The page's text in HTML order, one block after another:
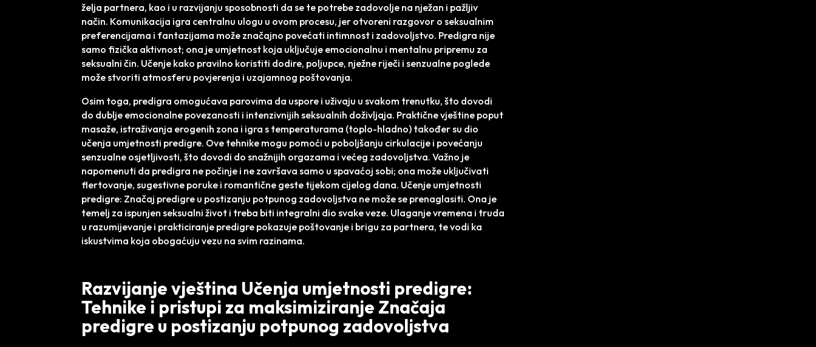
želja partnera, kao i u razvijanju sposobnosti da se te potrebe zadovolje na nježan i pažljiv
način. Komunikacija igra centralnu ulogu u ovom procesu, jer otvoreni razgovor o seksualnim
preferencijama i fantazijama može značajno povećati intimnost i zadovoljstvo. Predigra nije
samo fizička aktivnost; ona je umjetnost koja uključuje emocionalnu i mentalnu pripremu za
seksualni čin. Učenje kako pravilno koristiti dodire, poljupce, nježne riječi i senzualne poglede
može stvoriti atmosferu povjerenja i uzajamnog poštovanja.
Osim toga, predigra omogućava parovima da uspore i uživaju u svakom trenutku, što dovodi
do dublje emocionalne povezanosti i intenzivnijih seksualnih doživljaja. Praktične vještine poput
masaže, istraživanja erogenih zona i igra s temperaturama (toplo-hladno) također su dio
učenja umjetnosti predigre. Ove tehnike mogu pomoći u poboljšanju cirkulacije i povećanju
senzualne osjetljivosti, što dovodi do snažnijih orgazama i većeg zadovoljstva. Važno je
napomenuti da predigra ne počinje i ne završava samo u spavaćoj sobi; ona može uključivati
flertovanje, sugestivne poruke i romantične geste tijekom cijelog dana. Učenje umjetnosti
predigre: Značaj predigre u postizanju potpunog zadovoljstva ne može se prenaglasiti. Ona je
temelj za ispunjen seksualni život i treba biti integralni dio svake veze. Ulaganje vremena i truda
u razumijevanje i prakticiranje predigre pokazuje poštovanje i brigu za partnera, te vodi ka
iskustvima koja obogaćuju vezu na svim razinama.
Razvijanje vještina Učenja umjetnosti predigre:
Tehnike i pristupi za maksimiziranje Značaja
predigre u postizanju potpunog zadovoljstva